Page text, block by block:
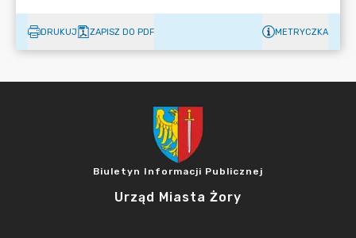
DRUKUJ ZAPISZ DO PDF METRYCZKA
Biuletyn Informacji Publicznej
Urząd Miasta Żory